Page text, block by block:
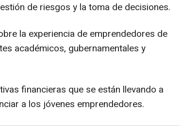
de riesgos y la toma de decisiones.
la experiencia de emprendedores de
académicos, gubernamentales y
financieras que se están llevando a
a los jóvenes emprendedores.